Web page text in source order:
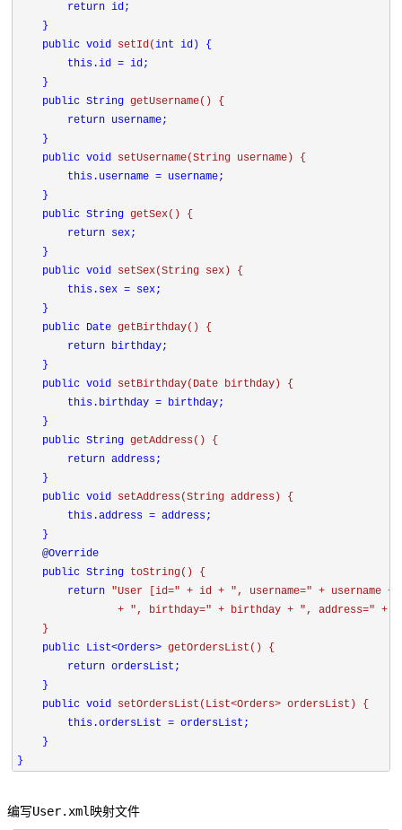
return id;
    }
public void setId(int id) {
this.id = id;
    }
public String getUsername() {
return username;
    }
public void setUsername(String username) {
this.username = username;
    }
public String getSex() {
return sex;
    }
public void setSex(String sex) {
this.sex = sex;
    }
public Date getBirthday() {
return birthday;
    }
public void setBirthday(Date birthday) {
this.birthday = birthday;
    }
public String getAddress() {
return address;
    }
public void setAddress(String address) {
this.address = address;
    }
@Override
public String toString() {
return "User [id=" + id + ", username=" + username +
                +
", birthday=" + birthday + ", address=" +
    }
public List<Orders> getOrdersList() {
return ordersList;
    }
public void setOrdersList(List<Orders> ordersList) {
this.ordersList = ordersList;
    }
}
编写User.xml映射文件